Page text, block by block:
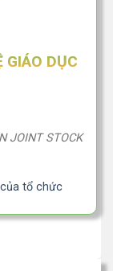
GIÁO DỤC
JOINT STOCK
tổ chức